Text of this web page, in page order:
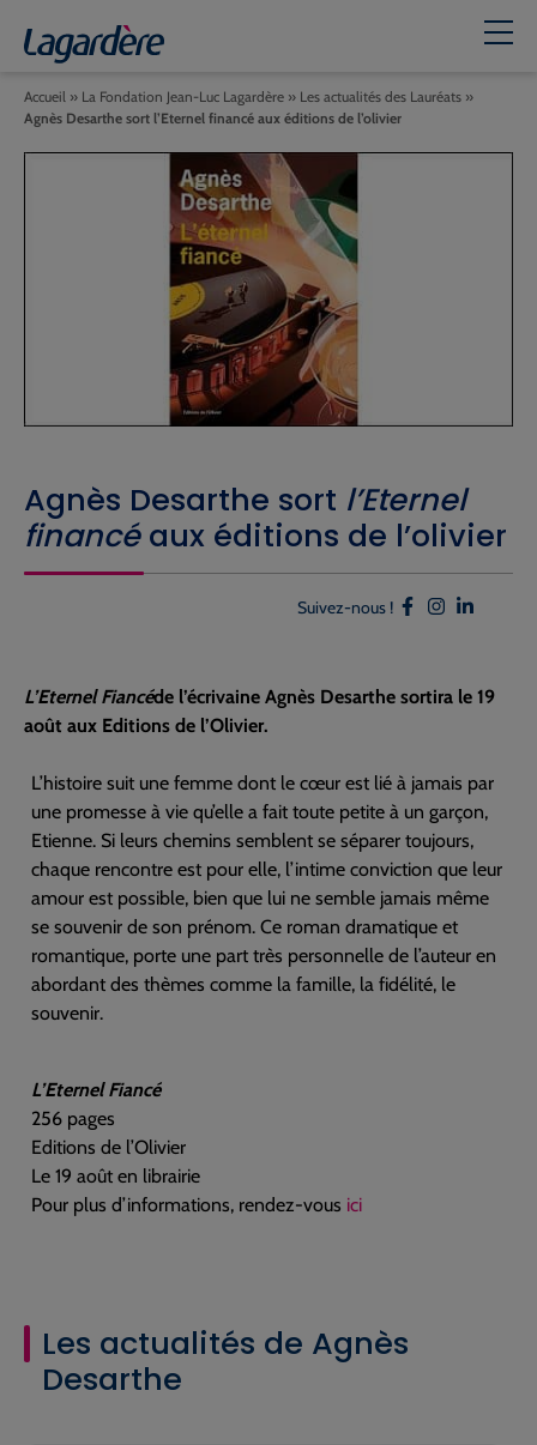
Agnès Desarthe sort l’Eternel
financéaux éditions de l’olivier
Accueil » La Fondation Jean-Luc Lagardère » Les actualités des Lauréats »
Agnès Desarthe sort l’Eternel financé aux éditions de l’olivier
Suivez-nous !
L’Eternel Fiancéde l’écrivaine Agnès Desarthe sortira le 19
août aux Editions de l’Olivier.
L’histoire suit une femme dont le cœur est lié à jamais par
une promesse à vie qu’elle a fait toute petite à un garçon,
Etienne. Si leurs chemins semblent se séparer toujours,
chaque rencontre est pour elle, l’intime conviction que leur
amour est possible, bien que lui ne semble jamais même
se souvenir de son prénom. Ce roman dramatique et
romantique, porte une part très personnelle de l’auteur en
abordant des thèmes comme la famille, la fidélité, le
souvenir.
L’Eternel Fiancé
256 pages
Editions de l’Olivier
Le 19 août en librairie
Pour plus d’informations, rendez-vous ici
Les actualités de Agnès
Desarthe